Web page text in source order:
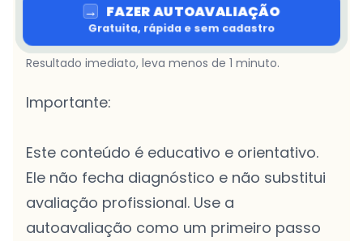
→ FAZER AUTOAVALIAÇÃO
Gratuita, rápida e sem cadastro
Resultado imediato, leva menos de 1 minuto.
Importante:
Este conteúdo é educativo e orientativo.
Ele não fecha diagnóstico e não substitui
avaliação profissional. Use a
autoavaliação como um primeiro passo